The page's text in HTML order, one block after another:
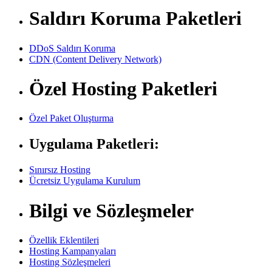
Saldırı Koruma Paketleri
DDoS Saldırı Koruma
CDN (Content Delivery Network)
Özel Hosting Paketleri
Özel Paket Oluşturma
Uygulama Paketleri:
Sınırsız Hosting
Ücretsiz Uygulama Kurulum
Bilgi ve Sözleşmeler
Özellik Eklentileri
Hosting Kampanyaları
Hosting Sözleşmeleri